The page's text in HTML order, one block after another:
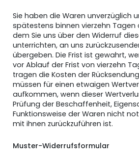
Sie haben die Waren unverzüglich
spätestens binnen vierzehn Tagen
dem Sie uns über den Widerruf
unterrichten, an uns
übergeben. Die Frist ist gewahrt,
vor Ablauf der Frist von vierzehn
tragen die Kosten der
müssen für einen etwaigen
aufkommen, wenn dieser
Prüfung der Beschaffenheit,
Funktionsweise der Waren nicht
mit ihnen zurückzuführen ist.
Muster-Widerrufsformular